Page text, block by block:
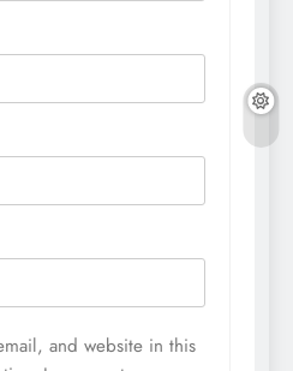
and website in this